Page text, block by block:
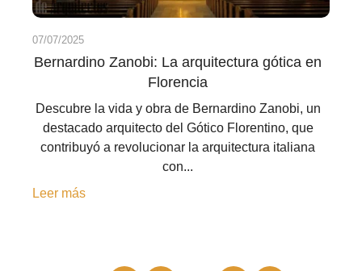
07/07/2025
Bernardino Zanobi: La arquitectura gótica en
Florencia
Descubre la vida y obra de Bernardino Zanobi, un
destacado arquitecto del Gótico Florentino, que
contribuyó a revolucionar la arquitectura italiana
con...
Leer más